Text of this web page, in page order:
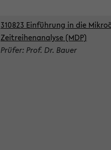
310823 Einführung in die
Zeitreihenanalyse (MDP)
Prüfer: Prof. Dr. Bauer